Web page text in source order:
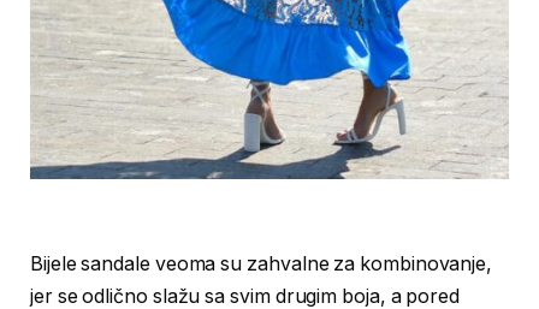
Bijele sandale veoma su zahvalne za kombinovanje,
jer se odlično slažu sa svim drugim boja, a pored